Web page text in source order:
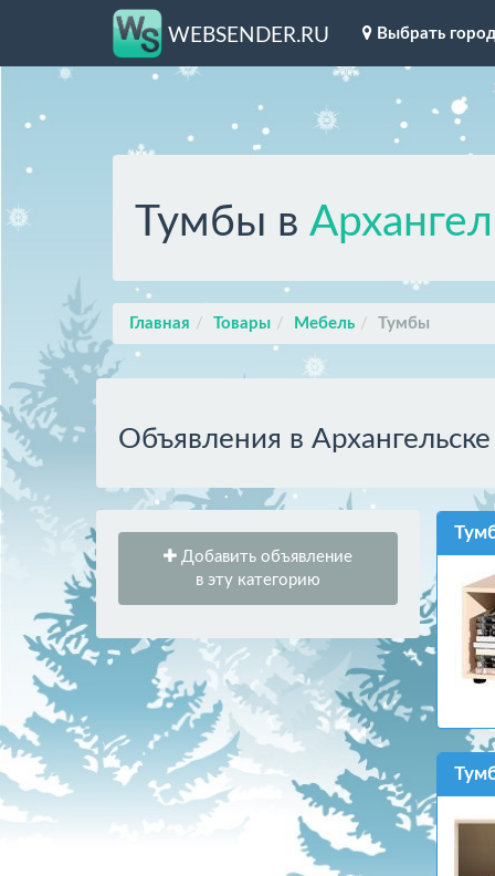
WEBSENDER.RU Выбрать
Тумбы в
Главная Товары Мебель Тумбы
Объявления в Архангельске
Добавить объявление
в эту категорию